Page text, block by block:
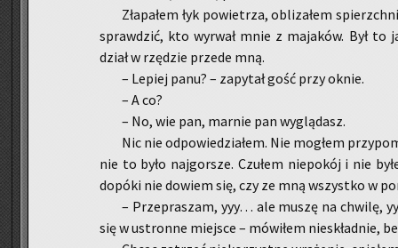
Zła­pa­łem łyk po­wie­trza, ob­li­za­łem
spraw­dzić, kto wy­rwał mnie z ma­ja­ków. Był
dział w rzę­dzie przede mną.
– Le­piej panu? – za­py­tał gość przy oknie.
– A co?
– No, wie pan, mar­nie pan wy­glą­dasz.
Nic nie od­po­wie­dzia­łem. Nie mo­głem
nie to było naj­gor­sze. Czu­łem nie­po­kój i nie
do­pó­ki nie do­wiem się, czy ze mną wszyst­ko w
– Prze­pra­szam, yyy… ale muszę na chwi­lę,
się w ustron­ne miej­sce – mó­wi­łem nie­skład­nie,